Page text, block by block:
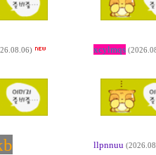
xcylmqs
llpnnuu